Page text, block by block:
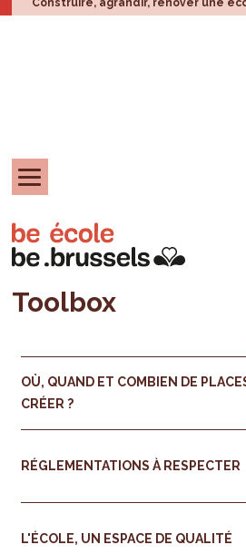
Construire, agrandir, rénover une
Toolbox
OÙ, QUAND ET COMBIEN DE
CRÉER ?
RÉGLEMENTATIONS À RESPECTER
L'ÉCOLE, UN ESPACE DE QUALITÉ